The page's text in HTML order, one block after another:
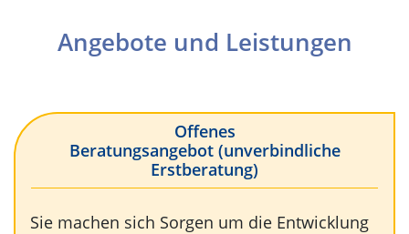
Angebote und Leistungen
Offenes
Beratungsangebot (unverbindliche
Erstberatung)
Sie machen sich Sorgen um die Entwicklung